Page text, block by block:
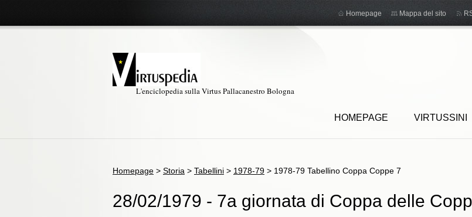
L'enciclopedia sulla Virtus Pallacanestro Bologna
HOMEPAGE VIRTUSSINI
Homepage Mappa del sito
Homepage > Storia > Tabellini > 1978-79 > 1978-79 Tabellino Coppa Coppe 7
28/02/1979 - 7a giornata di Coppa delle